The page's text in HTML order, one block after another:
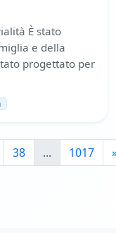
È stato
e della
progettato per
38 ... 1017